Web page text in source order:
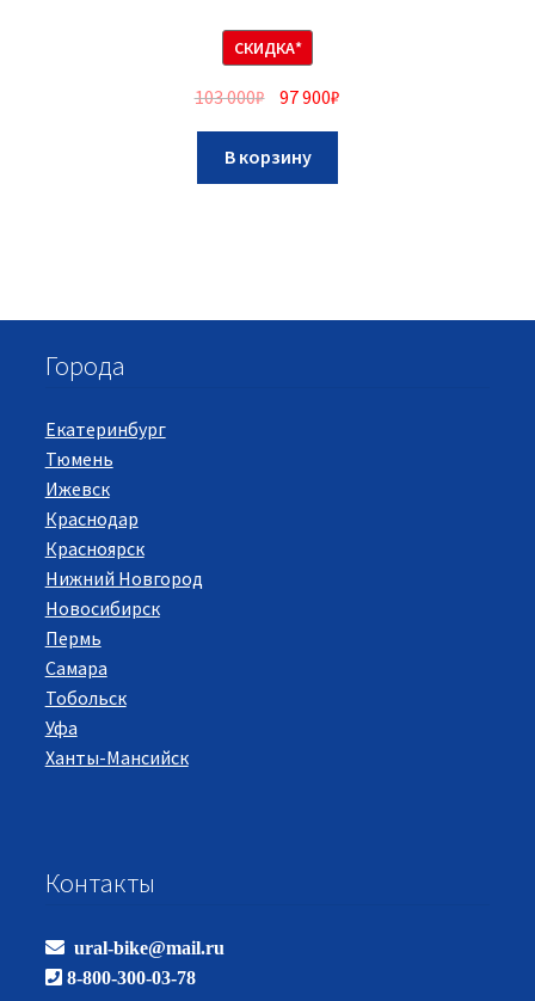
СКИДКА*
103 000₽ 97 900₽
В корзину
Города
Екатеринбург
Тюмень
Ижевск
Краснодар
Красноярск
Нижний Новгород
Новосибирск
Пермь
Самара
Тобольск
Уфа
Ханты-Мансийск
Контакты
ural-bike@mail.ru
8-800-300-03-78